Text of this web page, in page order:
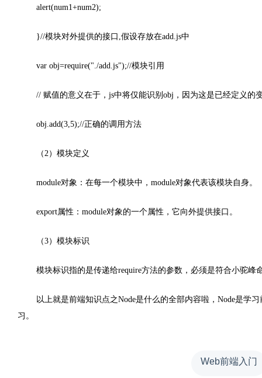
alert(num1+num2);
}//模块对外提供的接口,假设存放在add.js中
var obj=require("./add.js");//模块引用
// 赋值的意义在于，js中将仅能识别obj，因为这是已经定义的
obj.add(3,5);//正确的调用方法
（2）模块定义
module对象：在每一个模块中，module对象代表该模块自身。
export属性：module对象的一个属性，它向外提供接口。
（3）模块标识
模块标识指的是传递给require方法的参数，必须是符合小驼
以上就是前端知识点之Node是什么的全部内容啦，Node是学
习。
Web前端入门